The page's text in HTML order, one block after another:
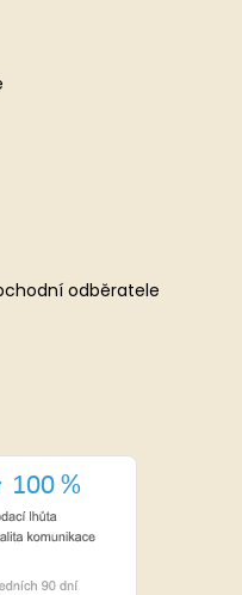
odběratele